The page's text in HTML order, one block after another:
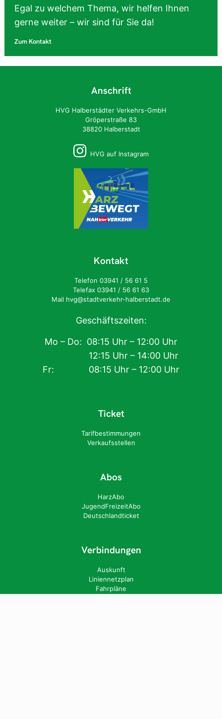
Egal zu welchem Thema, wir helfen Ihnen
gerne weiter – wir sind für Sie da!
Zum Kontakt
Anschrift
HVG Halberstädter Verkehrs-GmbH
Gröperstraße 83
38820 Halberstadt
HVG auf Instagram
Kontakt
Telefon 03941 / 56 61 5
Telefax 03941 / 56 61 63
Mail hvg@stadtverkehr-halberstadt.de
Geschäftszeiten:
Mo – Do: 08:15 Uhr – 12:00 Uhr
12:15 Uhr – 14:00 Uhr
Fr: 08:15 Uhr – 12:00 Uhr
Ticket
Tarifbestimmungen
Verkaufsstellen
Abos
HarzAbo
JugendFreizeitAbo
Deutschlandticket
Verbindungen
Auskunft
Liniennetzplan
Fahrpläne